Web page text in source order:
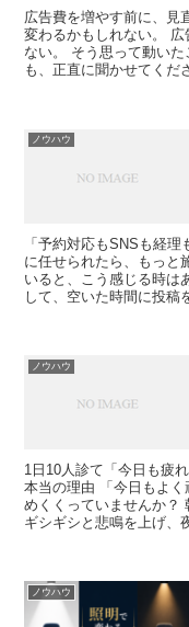
広告費を増やす前に、見
変わるかもしれない。
ない。 そう思って動い
も、正直に聞かせてくだ
ノウハウ
「予約対応もSNSも経
に任せられたら、もっと
いると、こう感じる時は
して、空いた時間に投稿
ノウハウ
1日10人診て「今日も疲
本当の理由 「今日もよ
めくくっていませんか？
ギシギシと悲鳴を上げ、
ノウハウ